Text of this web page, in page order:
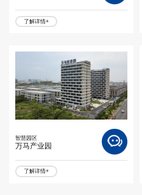
了解详情+
智慧园区
万马产业园
了解详情+